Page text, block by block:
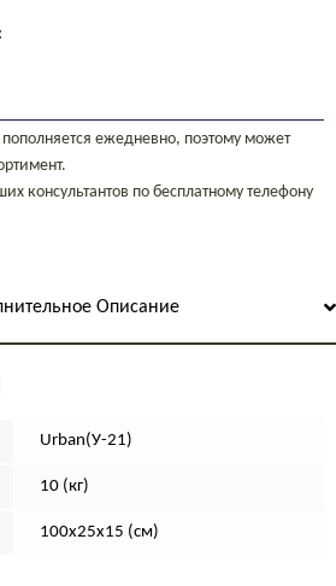
ежедневно, поэтому может
консультантов по бесплатному телефону
Описание
Urban(У-21)
10 (кг)
100х25х15 (см)